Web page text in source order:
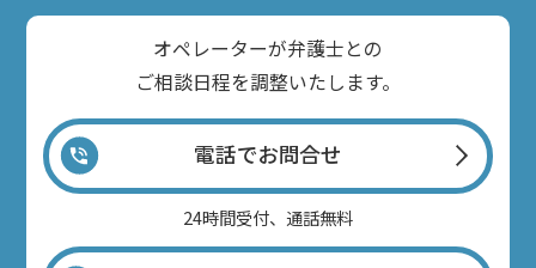
オペレーターが弁護士との
ご相談日程を調整いたします。
電話でお問合せ
24時間受付、通話無料